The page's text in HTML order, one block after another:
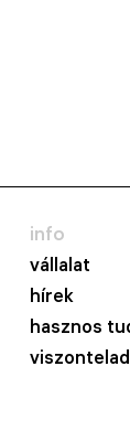
info
vállalat
hírek
hasznos